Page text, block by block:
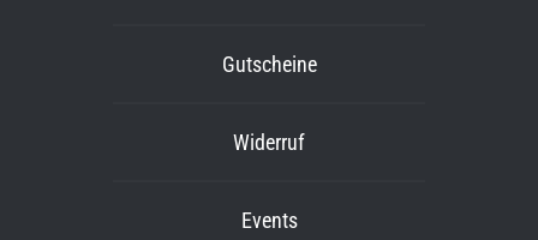
Gutscheine
Widerruf
Events